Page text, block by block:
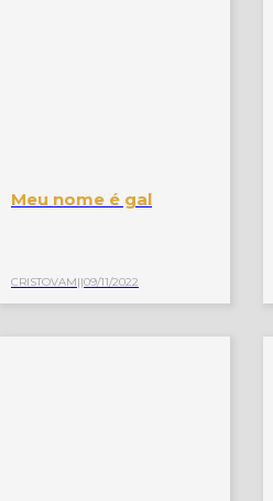
Meu nome é gal
CRISTOVAM||09/11/2022